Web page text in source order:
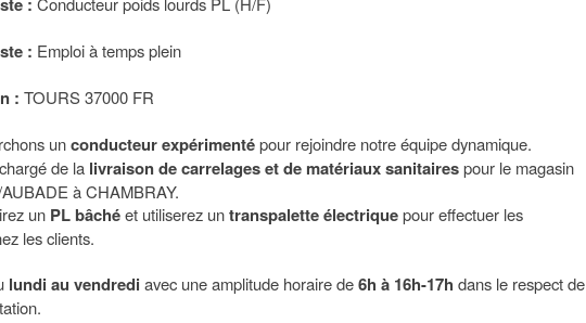
: Emploi à temps plein
: TOURS 37000 FR
unconducteur expérimentépour rejoindre notre équipe dynamique.
de la livraison de carrelages et de matériaux sanitairespour le magasin
à CHAMBRAY.
un PL bâchéet utiliserez untranspalette électriquepour effectuer les
les clients.
lundi au vendredi avec une amplitude horaire de6h à 16h-17h dans le respect de